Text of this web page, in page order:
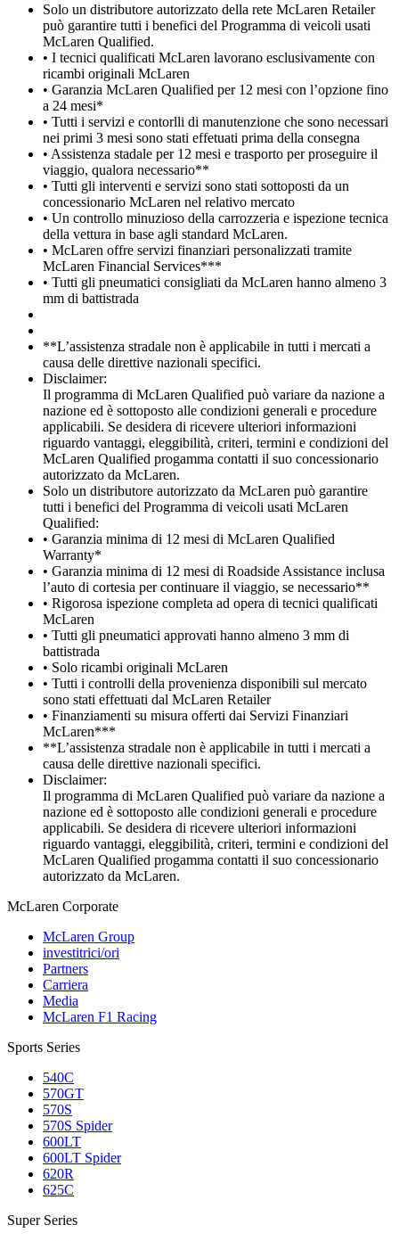
Solo un distributore autorizzato della rete McLaren Retailer
può garantire tutti i benefici del Programma di veicoli usati
McLaren Qualified.
• I tecnici qualificati McLaren lavorano esclusivamente con
ricambi originali McLaren
• Garanzia McLaren Qualified per 12 mesi con l’opzione fino
a 24 mesi*
• Tutti i servizi e contorlli di manutenzione che sono necessari
nei primi 3 mesi sono stati effetuati prima della consegna
• Assistenza stadale per 12 mesi e trasporto per proseguire il
viaggio, qualora necessario**
• Tutti gli interventi e servizi sono stati sottoposti da un
concessionario McLaren nel relativo mercato
• Un controllo minuzioso della carrozzeria e ispezione tecnica
della vettura in base agli standard McLaren.
• McLaren offre servizi finanziari personalizzati tramite
McLaren Financial Services***
• Tutti gli pneumatici consigliati da McLaren hanno almeno 3
mm di battistrada
**L’assistenza stradale non è applicabile in tutti i mercati a
causa delle direttive nazionali specifici.
Disclaimer:
Il programma di McLaren Qualified può variare da nazione a
nazione ed è sottoposto alle condizioni generali e procedure
applicabili. Se desidera di ricevere ulteriori informazioni
riguardo vantaggi, eleggibilità, criteri, termini e condizioni del
McLaren Qualified progamma contatti il suo concessionario
autorizzato da McLaren.
Solo un distributore autorizzato da McLaren può garantire
tutti i benefici del Programma di veicoli usati McLaren
Qualified:
• Garanzia minima di 12 mesi di McLaren Qualified
Warranty*
• Garanzia minima di 12 mesi di Roadside Assistance inclusa
l’auto di cortesia per continuare il viaggio, se necessario**
• Rigorosa ispezione completa ad opera di tecnici qualificati
McLaren
• Tutti gli pneumatici approvati hanno almeno 3 mm di
battistrada
• Solo ricambi originali McLaren
• Tutti i controlli della provenienza disponibili sul mercato
sono stati effettuati dal McLaren Retailer
• Finanziamenti su misura offerti dai Servizi Finanziari
McLaren***
**L’assistenza stradale non è applicabile in tutti i mercati a
causa delle direttive nazionali specifici.
Disclaimer:
Il programma di McLaren Qualified può variare da nazione a
nazione ed è sottoposto alle condizioni generali e procedure
applicabili. Se desidera di ricevere ulteriori informazioni
riguardo vantaggi, eleggibilità, criteri, termini e condizioni del
McLaren Qualified progamma contatti il suo concessionario
autorizzato da McLaren.
McLaren Corporate
McLaren Group
investitrici/ori
Partners
Carriera
Media
McLaren F1 Racing
Sports Series
540C
570GT
570S
570S Spider
600LT
600LT Spider
620R
625C
Super Series